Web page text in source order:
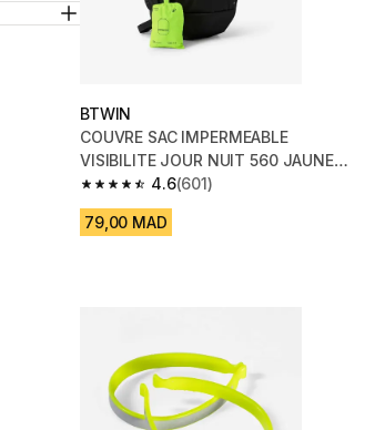
BTWIN
COUVRE SAC IMPERMEABLE
VISIBILITE JOUR NUIT 560 JAUNE
FLUO
4.6
4.6 out of 5 stars from 601 reviews
(601)
79,00 MAD